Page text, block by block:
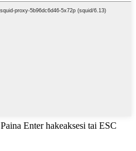
Paina Enter hakeaksesi tai ESC